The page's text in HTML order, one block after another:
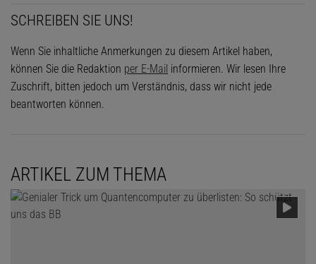
SCHREIBEN SIE UNS!
Wenn Sie inhaltliche Anmerkungen zu diesem Artikel haben,
können Sie die Redaktion per E-Mail informieren. Wir lesen Ihre
Zuschrift, bitten jedoch um Verständnis, dass wir nicht jede
beantworten können.
ARTIKEL ZUM THEMA